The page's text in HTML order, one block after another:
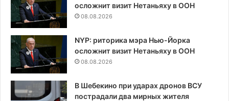
осложнит визит Нетаньяху в ООН
08.08.2026
NYP: риторика мэра Нью-Йорка
осложнит визит Нетаньяху в ООН
08.08.2026
В Шебекино при ударах дронов ВСУ
пострадали два мирных жителя